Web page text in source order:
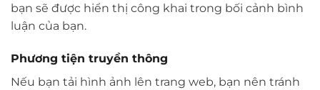
bạn sẽ được hiển thị công khai trong bối cảnh bình
luận của bạn.
Phương tiện truyền thông
Nếu bạn tải hình ảnh lên trang web, bạn nên tránh